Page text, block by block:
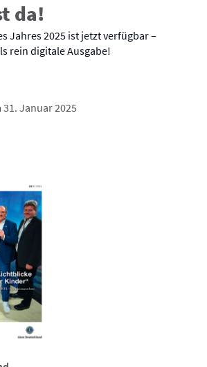
da!
Jahres 2025 ist jetzt verfügbar –
rein digitale Ausgabe!
Januar 2025